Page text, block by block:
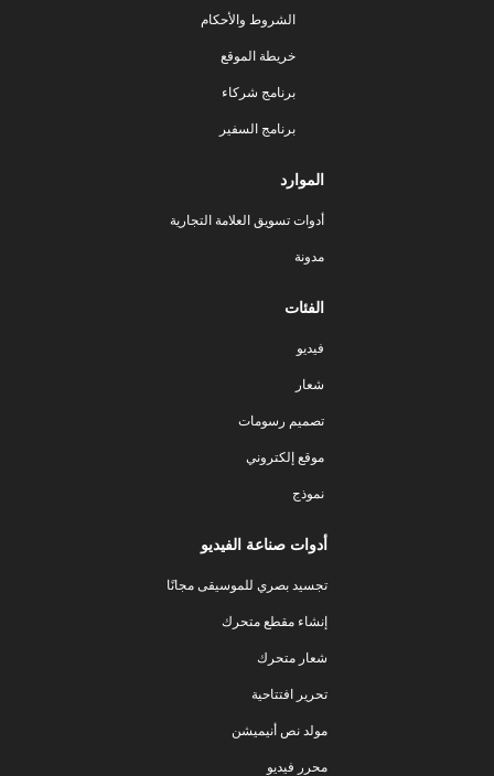
الشروط والأحكام
خريطة الموقع
برنامج شركاء
برنامج السفير
الموارد
أدوات تسويق العلامة التجارية
مدونة
الفئات
فيديو
شعار
تصميم رسومات
موقع إلكتروني
نموذج
أدوات صناعة الفيديو
تجسيد بصري للموسيقى مجانًا
إنشاء مقطع متحرك
شعار متحرك
تحرير افتتاحية
مولد نص أنيميشن
محرر فيديو